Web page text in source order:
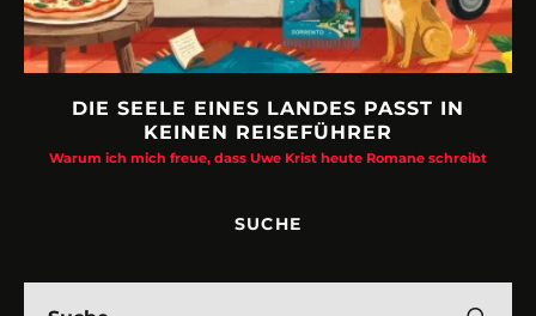
DIE SEELE EINES LANDES PASST IN
KEINEN REISEFÜHRER
Warum ich mich freue, dass Uwe Krist heute Romane schreibt
SUCHE